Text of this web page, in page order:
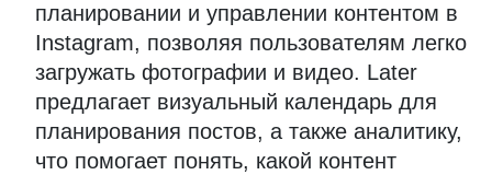
планировании и управлении контентом в
Instagram, позволяя пользователям легко
загружать фотографии и видео. Later
предлагает визуальный календарь для
планирования постов, а также аналитику,
что помогает понять, какой контент